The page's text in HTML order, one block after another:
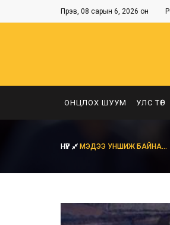
Пүрэв, 08 сарын 6, 2026 он
ОНЦЛОХ ШУУМ УЛС ТӨР
НҮҮР МЭДЭЭ УНШИЖ БАЙНА...